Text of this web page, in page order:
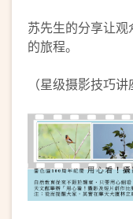
苏先生的分享让
的旅程。
（星级摄影技巧